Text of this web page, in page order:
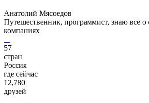
Анатолий Мясоедов
Путешественник, программист, знаю все о
компаниях
57
стран
Россия
где сейчас
12,780
друзей